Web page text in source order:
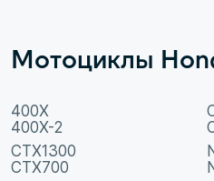
Мотоциклы
400X
400X-2
CTX1300
CTX700